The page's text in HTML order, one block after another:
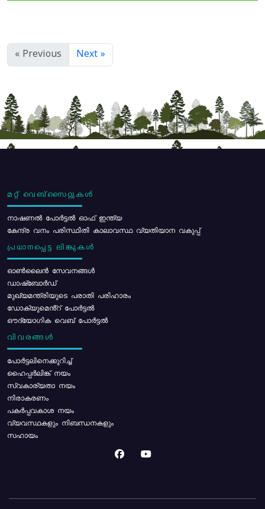
« Previous Next »
മറ്റ് വെബ്സൈറ്റുകൾ
നാഷണൽ പോർട്ടൽ ഓഫ് ഇന്ത്യ
കേന്ദ്ര വനം പരിസ്ഥിതി കാലാവസ്ഥ വ്യതിയാന വകുപ്പ്
പ്രധാനപ്പെട്ട ലിങ്കുകൾ
ഓൺലൈൻ സേവനങ്ങൾ
ഡാഷ്ബോർഡ്
മുഖ്യമന്ത്രിയുടെ പരാതി പരിഹാരം
ഡോക്യുമെൻ്റ് പോർട്ടൽ
ഔദ്യോഗിക വെബ് പോർട്ടൽ
വിവരങ്ങൾ
പോര്‍ട്ടലിനെക്കുറിച്ച്
ഹൈപ്പർലിങ്ക് നയം
സ്വകാര്യതാ നയം
നിരാകരണം
പകർപ്പവകാശ നയം
വ്യവസ്ഥകളും നിബന്ധനകളും
സഹായം